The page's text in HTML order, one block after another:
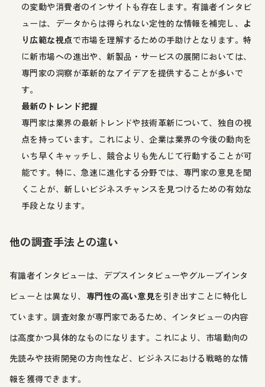
の変動や消費者のインサイトも存在します。有識者インタビ
ューは、データからは得られない定性的な情報を補完し、 よ
り広範な視点で市場を理解するための手助けとなります。特
に新市場への進出や、新製品・サービスの展開においては、
専門家の洞察が革新的なアイデアを提供することが多いで
す。
最新のトレンド把握
専門家は業界の最新トレンドや技術革新について、独自の視
点を持っています。これにより、企業は業界の今後の動向を
いち早くキャッチし、競合よりも先んじて行動することが可
能です。特に、急速に進化する分野では、専門家の意見を聞
くことが、新しいビジネスチャンスを見つけるための有効な
手段となります。
他の調査手法との違い
有識者インタビューは、デプスインタビューやグループインタ
ビューとは異なり、 専門性の高い意見を引き出すことに特化し
ています。調査対象が専門家であるため、インタビューの内容
は高度かつ具体的なものになります。これにより、市場動向の
先読みや技術開発の方向性など、ビジネスにおける戦略的な情
報を獲得できます。